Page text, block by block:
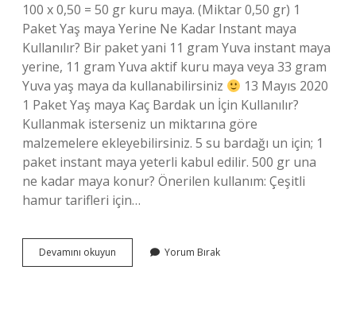
100 x 0,50 = 50 gr kuru maya. (Miktar 0,50 gr) 1
Paket Yaş maya Yerine Ne Kadar Instant maya
Kullanılır? Bir paket yani 11 gram Yuva instant maya
yerine, 11 gram Yuva aktif kuru maya veya 33 gram
Yuva yaş maya da kullanabilirsiniz
13 Mayıs 2020
1 Paket Yaş maya Kaç Bardak un İçin Kullanılır?
Kullanmak isterseniz un miktarına göre
malzemelere ekleyebilirsiniz. 5 su bardağı un için; 1
paket instant maya yeterli kabul edilir. 500 gr una
ne kadar maya konur? Önerilen kullanım: Çeşitli
hamur tarifleri için…
Devamını okuyun
2
Yorum Bırak